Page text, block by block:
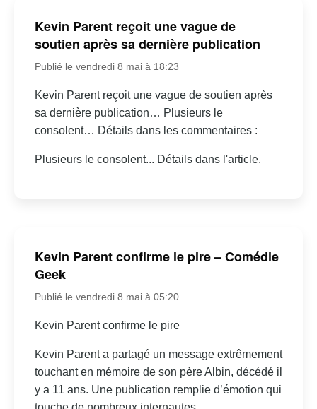
Kevin Parent reçoit une vague de
soutien après sa dernière publication
Publié le vendredi 8 mai à 18:23
Kevin Parent reçoit une vague de soutien après
sa dernière publication… Plusieurs le
consolent… Détails dans les commentaires :
Plusieurs le consolent... Détails dans l'article.
Kevin Parent confirme le pire – Comédie
Geek
Publié le vendredi 8 mai à 05:20
Kevin Parent confirme le pire
Kevin Parent a partagé un message extrêmement
touchant en mémoire de son père Albin, décédé il
y a 11 ans. Une publication remplie d’émotion qui